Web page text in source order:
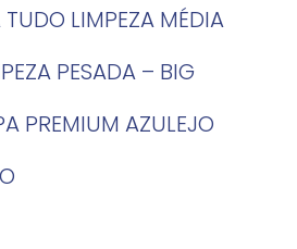
TUDO LIMPEZA MÉDIA
PESADA – BIG
PREMIUM AZULEJO